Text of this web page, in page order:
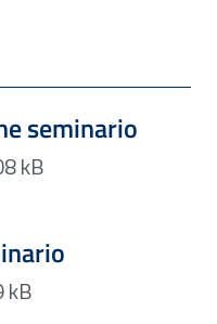
INTERESSARE
seminario1000.08
kB
448.09 kB
kB